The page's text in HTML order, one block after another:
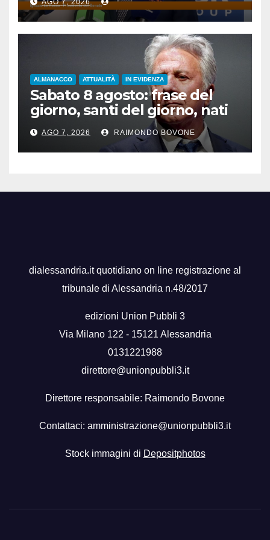
AGO 7, 2026
ALMANACCO ATTUALITÀ IN EVIDENZA
Sabato 8 agosto: frase del
giorno, santi del giorno, nati
famosi, accadde oggi
AGO 7, 2026 RAIMONDO BOVONE
dialessandria.it quotidiano on line registrazione al
tribunale di Alessandria n.48/2017
edizioni Union Pubbli 3
Via Milano 122 - 15121 Alessandria
0131221988
direttore@unionpubbli3.it
Direttore responsabile: Raimondo Bovone
Contattaci: amministrazione@unionpubbli3.it
Stock immagini di Depositphotos